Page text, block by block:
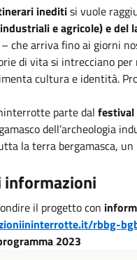
ineditisi vuole
e agricole) e del
che arriva fino ai giorni
di vita si intrecciano
cultura e identità.
parte dal festival
dell’archeologia
la terra bergamasca,
il progetto con
rbbg-
2023